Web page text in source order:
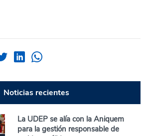
Noticias recientes
La UDEP se alía con la Aniquem
para la gestión responsable de